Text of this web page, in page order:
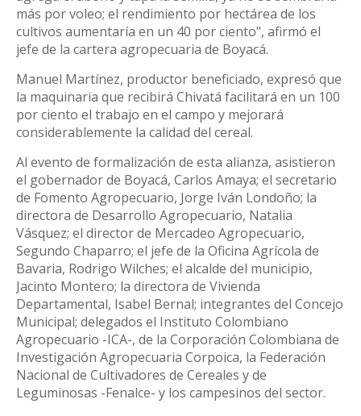
más por voleo; el rendimiento por hectárea de los
cultivos aumentaría en un 40 por ciento", afirmó el
jefe de la cartera agropecuaria de Boyacá.
Manuel Martínez, productor beneficiado, expresó que
la maquinaria que recibirá Chivatá facilitará en un 100
por ciento el trabajo en el campo y mejorará
considerablemente la calidad del cereal.
Al evento de formalización de esta alianza, asistieron
el gobernador de Boyacá, Carlos Amaya; el secretario
de Fomento Agropecuario, Jorge Iván Londoño; la
directora de Desarrollo Agropecuario, Natalia
Vásquez; el director de Mercadeo Agropecuario,
Segundo Chaparro; el jefe de la Oficina Agrícola de
Bavaria, Rodrigo Wilches; el alcalde del municipio,
Jacinto Montero; la directora de Vivienda
Departamental, Isabel Bernal; integrantes del Concejo
Municipal; delegados el Instituto Colombiano
Agropecuario -ICA-, de la Corporación Colombiana de
Investigación Agropecuaria Corpoica, la Federación
Nacional de Cultivadores de Cereales y de
Leguminosas -Fenalce- y los campesinos del sector.